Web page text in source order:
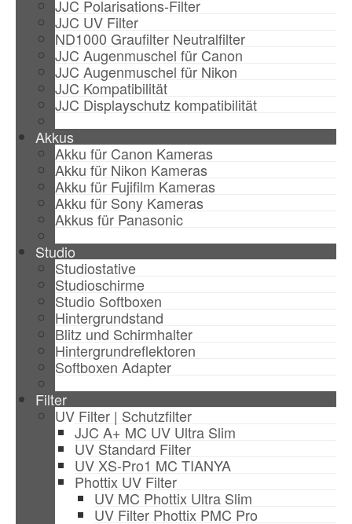
JJC Polarisations-Filter
JJC UV Filter
ND1000 Graufilter Neutralfilter
JJC Augenmuschel für Canon
JJC Augenmuschel für Nikon
JJC Kompatibilität
JJC Displayschutz kompatibilität
Akkus
Akku für Canon Kameras
Akku für Nikon Kameras
Akku für Fujifilm Kameras
Akku für Sony Kameras
Akkus für Panasonic
Studio
Studiostative
Studioschirme
Studio Softboxen
Hintergrundstand
Blitz und Schirmhalter
Hintergrundreflektoren
Softboxen Adapter
Filter
UV Filter | Schutzfilter
JJC A+ MC UV Ultra Slim
UV Standard Filter
UV XS-Pro1 MC TIANYA
Phottix UV Filter
UV MC Phottix Ultra Slim
UV Filter Phottix PMC Pro